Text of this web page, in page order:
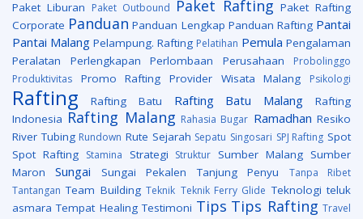
Paket Liburan Paket Outbound Paket Rafting Paket Rafting
Corporate Panduan Panduan Lengkap Panduan Rafting Pantai
Pantai Malang Pelampung. Rafting Pelatihan Pemula Pengalaman
Peralatan
Perlengkapan Perlombaan Perusahaan
Probolinggo
Produktivitas
Promo Rafting Provider Wisata Malang Psikologi
Rafting Rafting Batu Rafting Batu Malang
Rafting
Indonesia Rafting Malang Rahasia Bugar Ramadhan Resiko
River Tubing Rundown Rute Sejarah Sepatu Singosari SPJ Rafting Spot
Spot Rafting Stamina Strategi Struktur Sumber Malang Sumber
Maron
Sungai Sungai Pekalen Tanjung Penyu
Tanpa Ribet
Tantangan Team Building Teknik Teknik Ferry Glide Teknologi teluk
asmara Tempat Healing Testimoni Tips Tips Rafting Travel